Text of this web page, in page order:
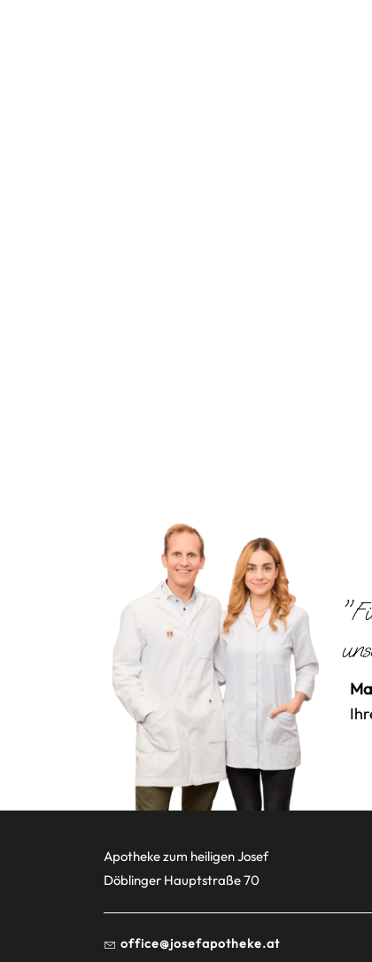
Apotheke zum heiligen Josef
Döblinger Hauptstraße 70
office@josefapotheke.at